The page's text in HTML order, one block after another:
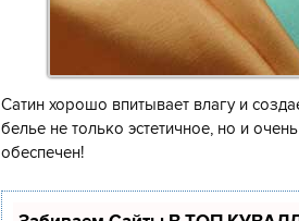
Сатин хорошо впитывает влагу и
белье не только эстетичное, но и
обеспечен!